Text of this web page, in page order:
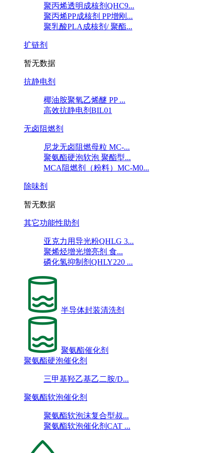
聚丙烯透明成核剂QHC9...
聚丙烯PP成核剂 PP增刚...
聚乳酸PLA成核剂/ 聚酯...
扩链剂
暂无数据
抗静电剂
椰油胺聚氧乙烯醚 PP ...
高效抗静电剂BIL01
无卤阻燃剂
尼龙无卤阻燃母粒 MC-...
聚氨酯硬泡软泡 聚酯型...
MCA阻燃剂（粉料）MC-M0...
除味剂
暂无数据
其它功能性助剂
亚克力用导光粉QHLG 3...
聚烯烃增光增亮剂 食...
磷化氢抑制剂QHLY220 ...
半导体封装清洗剂
聚氨酯催化剂
聚氨酯硬泡催化剂
三甲基羟乙基乙二胺/D...
聚氨酯软泡催化剂
聚氨酯软泡沫复合型叔...
聚氨酯软泡催化剂CAT ...